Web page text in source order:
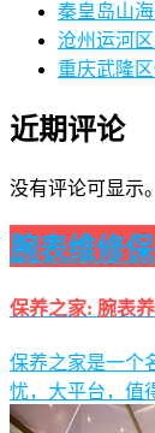
秦皇岛山
沧州运河
重庆武隆
近期评论
没有评论可显示。
腕表维修
保养之家: 腕表养
保养之家是一个
忧，大平台，值